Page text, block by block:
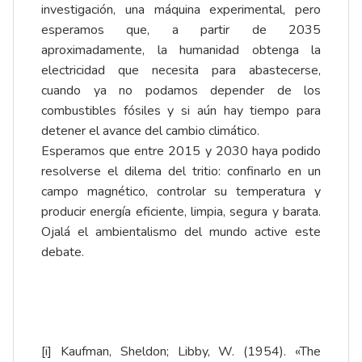
investigación, una máquina experimental, pero
esperamos que, a partir de 2035
aproximadamente, la humanidad obtenga la
electricidad que necesita para abastecerse,
cuando ya no podamos depender de los
combustibles fósiles y si aún hay tiempo para
detener el avance del cambio climático.
Esperamos que entre 2015 y 2030 haya podido
resolverse el dilema del tritio: confinarlo en un
campo magnético, controlar su temperatura y
producir energía eficiente, limpia, segura y barata.
Ojalá el ambientalismo del mundo active este
debate.
[i] Kaufman, Sheldon; Libby, W. (1954). «The